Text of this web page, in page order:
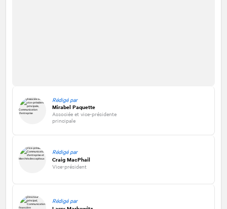
Rédigé par
Mirabel Paquette
Associée et vice-présidente
principale
Rédigé par
Craig MacPhail
Vice-président
Rédigé par